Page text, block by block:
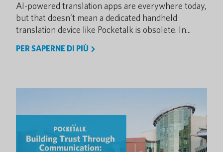
AI-powered translation apps are everywhere today,
but that doesn’t mean a dedicated handheld
translation device like Pocketalk is obsolete. In...
PER SAPERNE DI PIÙ